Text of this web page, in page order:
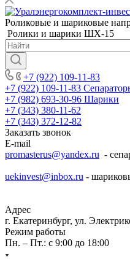
Роликовые и шариковые
Ролики и шарики ШХ-15
+7 (922) 109-11-83
+7 (922) 109-11-83
+7 (982) 693-30-96 Шарики
+7 (343) 380-11-62
+7 (343) 372-12-82
Заказать звонок
E-mail
promasterus@yandex.ru -
uekinvest@inbox.ru -
Адрес
г. Екатеринбург, ул.
Режим работы
Пн. – Пт.: с 9:00 до 18:00